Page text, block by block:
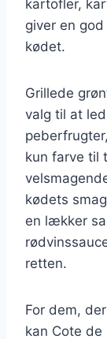
kartofler,
giver en
kødet.
Grillede
valg til at
kun farve til
kødets
en lækker
retten.
For dem,
kan Cote de